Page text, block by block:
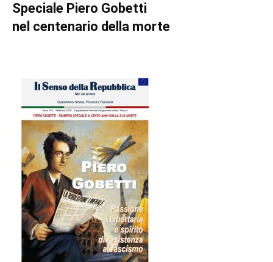
Speciale Piero Gobetti
nel centenario della morte